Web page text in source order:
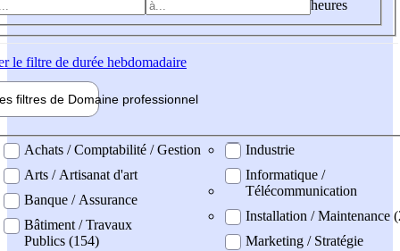
heures
le filtre de durée hebdomadaire
filtres de Domaine professionnel
professionel
Achats / Comptabilité / Gestion
Arts / Artisanat d'art
Banque / Assurance
Bâtiment / Travaux
Publics (154)
Industrie
Informatique /
Télécommunication
Installation / Maintenance
Marketing / Stratégie